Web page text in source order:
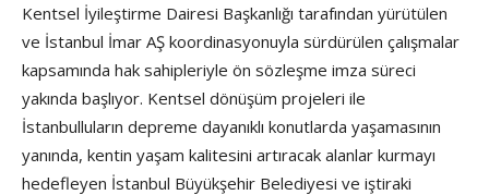
Kentsel İyileştirme Dairesi Başkanlığı tarafından yürütülen
ve İstanbul İmar AŞ koordinasyonuyla sürdürülen çalışmalar
kapsamında hak sahipleriyle ön sözleşme imza süreci
yakında başlıyor. Kentsel dönüşüm projeleri ile
İstanbulluların depreme dayanıklı konutlarda yaşamasının
yanında, kentin yaşam kalitesini artıracak alanlar kurmayı
hedefleyen İstanbul Büyükşehir Belediyesi ve iştiraki